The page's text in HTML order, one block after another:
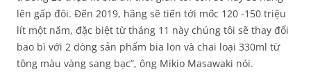
lên gấp đôi. Đến 2019, hãng sẽ tiến tới mốc 120 -150 triệu
lít một năm, đặc biệt từ tháng 11 này chúng tôi sẽ thay đổi
bao bì với 2 dòng sản phẩm bia lon và chai loại 330ml từ
tông màu vàng sang bạc”, ông Mikio Masawaki nói.